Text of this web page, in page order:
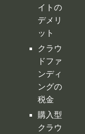
ンサル
クラフ
ァンサ
イトの
デメリ
ット
クラウ
ドファ
ンディ
ングの